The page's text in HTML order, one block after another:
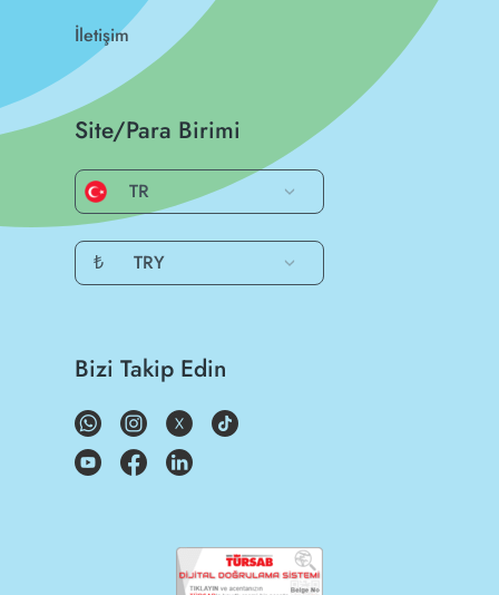
İletişim
Site/Para Birimi
TR
₺ TRY
Bizi Takip Edin